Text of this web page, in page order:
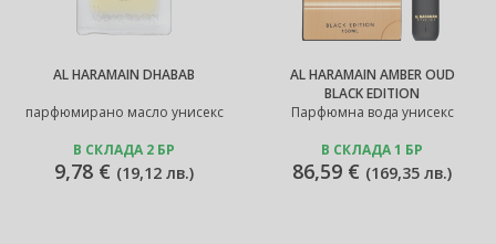
AL HARAMAIN DHABAB
парфюмирано масло унисекс
В СКЛАДА 2 БР
9,78 € (19,12 лв.)
AL HARAMAIN AMBER OUD
BLACK EDITION
Парфюмна вода унисекс
В СКЛАДА 1 БР
86,59 € (169,35 лв.)